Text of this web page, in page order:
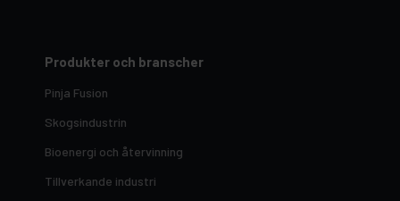
Produkter och branscher
Pinja Fusion
Skogsindustrin
Bioenergi och återvinning
Tillverkande industri